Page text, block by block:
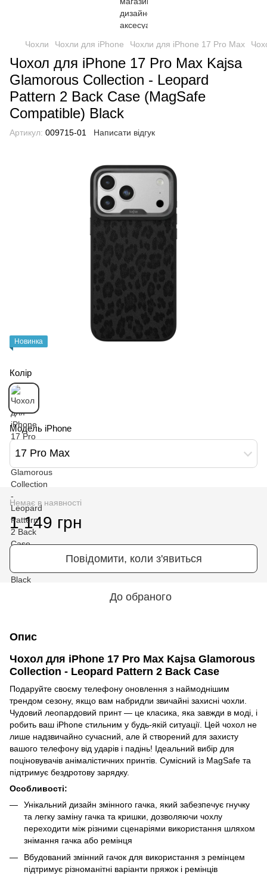
Чохли Чохли для iPhone Чохли для iPhone 17 Pro Max
Чохол для iPhone 17 Pro Max Kajsa
Glamorous Collection - Leopard
Pattern 2 Back Case (MagSafe
Compatible) Black
Артикул: 009715-01 Написати відгук
Новинка
Колір
Модель iPhone
17 Pro Max
Немає в наявності
1 149 грн
Повідомити, коли з'явиться
До обраного
Опис
Чохол для iPhone 17 Pro Max Kajsa Glamorous
Collection - Leopard Pattern 2 Back Case
Подаруйте своєму телефону оновлення з наймоднішим
трендом сезону, якщо вам набридли звичайні захисні чохли.
Чудовий леопардовий принт — це класика, яка завжди в моді, і
робить ваш iPhone стильним у будь-якій ситуації. Цей чохол не
лише надзвичайно сучасний, але й створений для захисту
вашого телефону від ударів і падінь! Ідеальний вибір для
поціновувачів анімалістичних принтів. Сумісний із MagSafe та
підтримує бездротову зарядку.
Особливості:
Унікальний дизайн змінного гачка, який забезпечує гнучку
та легку заміну гачка та кришки, дозволяючи чохлу
переходити між різними сценаріями використання шляхом
знімання гачка або ремінця
Вбудований змінний гачок для використання з ремінцем
підтримує різноманітні варіанти пряжок і ремінців